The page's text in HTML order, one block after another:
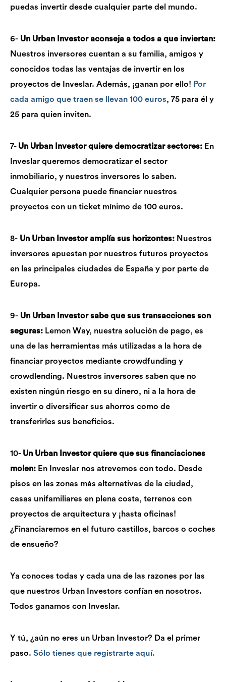
puedas invertir desde cualquier parte del mundo.
6- Un Urban Investor aconseja a todos a que inviertan:
Nuestros inversores cuentan a su familia, amigos y
conocidos todas las ventajas de invertir en los
proyectos de Inveslar. Además, ¡ganan por ello! Por
cada amigo que traen se llevan 100 euros, 75 para él y
25 para quien inviten.
7- Un Urban Investor quiere democratizar sectores: En
Inveslar queremos democratizar el sector
inmobiliario, y nuestros inversores lo saben.
Cualquier persona puede financiar nuestros
proyectos con un ticket mínimo de 100 euros.
8- Un Urban Investor amplía sus horizontes: Nuestros
inversores apuestan por nuestros futuros proyectos
en las principales ciudades de España y por parte de
Europa.
9- Un Urban Investor sabe que sus transacciones son
seguras: Lemon Way, nuestra solución de pago, es
una de las herramientas más utilizadas a la hora de
financiar proyectos mediante crowdfunding y
crowdlending. Nuestros inversores saben que no
existen ningún riesgo en su dinero, ni a la hora de
invertir o diversificar sus ahorros como de
transferirles sus beneficios.
10- Un Urban Investor quiere que sus financiaciones
molen: En Inveslar nos atrevemos con todo. Desde
pisos en las zonas más alternativas de la ciudad,
casas unifamiliares en plena costa, terrenos con
proyectos de arquitectura y ¡hasta oficinas!
¿Financiaremos en el futuro castillos, barcos o coches
de ensueño?
Ya conoces todas y cada una de las razones por las
que nuestros Urban Investors confían en nosotros.
Todos ganamos con Inveslar.
Y tú, ¿aún no eres un Urban Investor? Da el primer
paso. Sólo tienes que registrarte aquí.